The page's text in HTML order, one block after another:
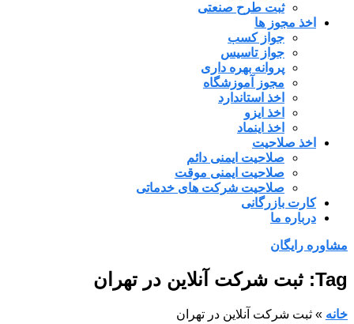
ثبت طرح صنعتی
اخذ مجوز ها
جواز کسب
جواز تاسیس
پروانه بهره داری
مجوز آموزشگاه
اخذ استاندارد
اخذ ایزو
اخذ اینماد
اخذ صلاحیت
صلاحیت ایمنی دائم
صلاحیت ایمنی موقت
صلاحیت شرکت های خدماتی
کارت بازرگانی
درباره ما
مشاوره رایگان
Tag: ثبت شرکت آنلاین در تهران
خانه » ثبت شرکت آنلاین در تهران